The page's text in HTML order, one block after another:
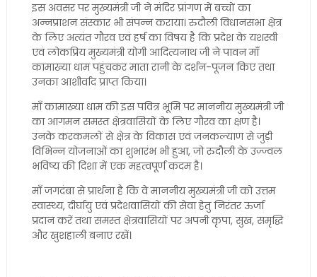
इस अवसर पर मुख्यमंत्री जी ने मंदिर प्रांगण में बच्चों का
अन्नप्राशन संस्कार भी संपन्न कराया। रुदौली विधानसभा क्षेत्र
के लिए अत्यंत गौरव एवं हर्ष का विषय है कि प्रदेश के यशस्वी
एवं लोकप्रिय मुख्यमंत्री योगी आदित्यनाथ जी ने पावन माँ
कामाख्या धाम पहुंचकर माता रानी के दर्शन-पूजन किए तथा
उनका आशीर्वाद प्राप्त किया।
माँ कामाख्या धाम की इस पवित्र भूमि पर माननीय मुख्यमंत्री जी
का आगमन समस्त क्षेत्रवासियों के लिए गौरव का क्षण है।
उनके करकमलों से क्षेत्र के विकास एवं जनकल्याण से जुड़ी
विभिन्न योजनाओं का शुभारंभ भी हुआ, जो रुदौली के उज्ज्वल
भविष्य की दिशा में एक महत्वपूर्ण कदम है।
माँ जगदंबा से प्रार्थना है कि वे माननीय मुख्यमंत्री जी को उत्तम
स्वास्थ्य, दीर्घायु एवं प्रदेशवासियों की सेवा हेतु निरंतर ऊर्जा
प्रदान करें तथा समस्त क्षेत्रवासियों पर अपनी कृपा, सुख, समृद्धि
और खुशहाली बनाए रखें।